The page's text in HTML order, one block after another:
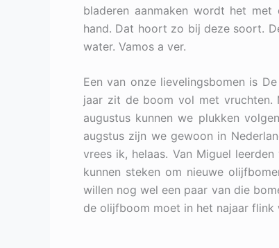
bladeren aanmaken wordt het
hand. Dat hoort zo bij deze soort.
water. Vamos a ver.
Een van onze lievelingsbomen is
jaar zit de boom vol met vruchten.
augustus kunnen we plukken
augstus zijn we gewoon in
vrees ik, helaas. Van Miguel
kunnen steken om nieuwe
willen nog wel een paar van die
de olijfboom moet in het najaar